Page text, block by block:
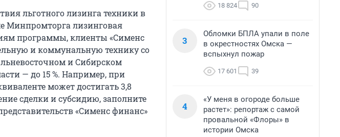
льготного лизинга техники в
Минпромторга лизинговая
программы, клиенты «Сименс
и коммунальную технику со
и Сибирском
— до 15 %. Например, при
может достигать 3,8
сделки и субсидию, заполните
«Сименс финанс»
18 824 90
3
Обломки БПЛА упали в поле
в окрестностях Омска —
вспыхнул пожар
17 601 39
4
«У меня в огороде больше
растет»: репортаж с самой
провальной «Флоры» в
истории Омска